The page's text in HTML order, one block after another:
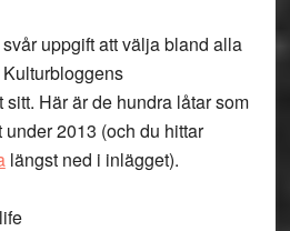
uppgift att välja bland alla
Här är de hundra låtar som
2013 (och du hittar
längst ned i inlägget).